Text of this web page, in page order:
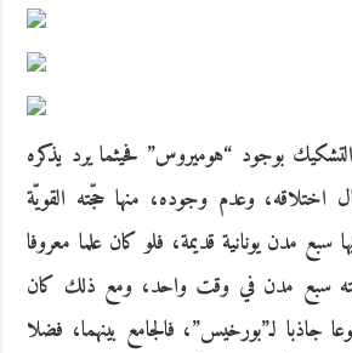
بوجود “هوميروس” فحيثما يرد يذكره
وعدم وجوده، منها حجّته القويّة
سبع مدن يونانية قديمة، فلو كان علما معروفا
سبع مدن في وقت واحد، ومع ذلك كان
جاذبا لـ”بورخيس”، فالجامع بينهما، فضلا